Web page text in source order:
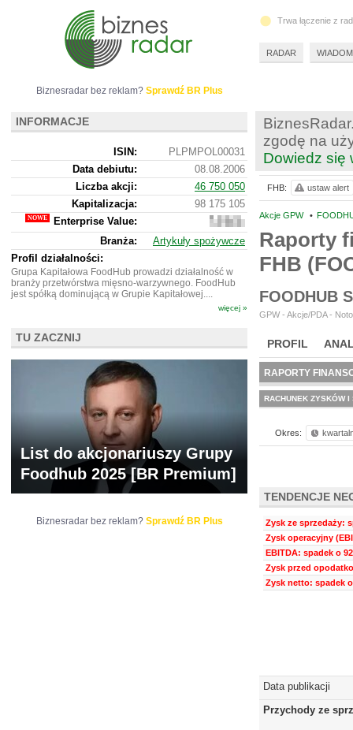
zgodę na
Dowiedz się
Akcje GPW •
Raporty
FHB
FOODHUB
GPW - Akcje/PDA -
PROFIL
BR LAB
RAPORTY
RACHUNEK ZYSKÓW I
Okres:
TENDENCJE
Zysk ze sprzedaży:
Zysk operacyjny
EBITDA: spadek o
Zysk przed
Zysk netto: spadek o
Data publikacji
Przychody ze
FHB: ustaw alert
Biznesradar bez reklam? Sprawdź BR Plus
INFORMACJE
ISIN:
PLPMPOL00031
Data debiutu:
08.08.2006
Liczba akcji:
46 750 050
Kapitalizacja:
98 175 105
Enterprise Value:
310
343
105
Branża:
Artykuły spożywcze
Profil działalności:
Grupa Kapitałowa FoodHub prowadzi działalność w
branży przetwórstwa mięsno-warzywnego. FoodHub
jest spółką dominującą w Grupie Kapitałowej....
więcej »
TU ZACZNIJ
List do akcjonariuszy Grupy
Foodhub 2025 [BR Premium]
Biznesradar bez reklam? Sprawdź BR Plus
Trwa łączenie z
RADAR